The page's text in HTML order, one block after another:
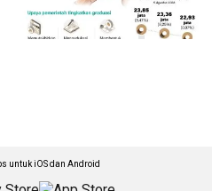
untuk iOS dan Android